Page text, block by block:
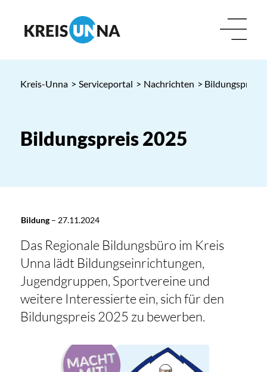
Kreis-Unna > Serviceportal > Nachrichten > Bildungspreis
Bildungspreis 2025
Bildung– 27.11.2024
Das Regionale Bildungsbüro im Kreis
Unna lädt Bildungseinrichtungen,
Jugendgruppen, Sportvereine und
weitere Interessierte ein, sich für den
Bildungspreis 2025 zu bewerben.